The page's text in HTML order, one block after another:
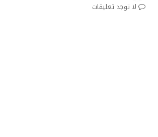
لا توجد تعليقات